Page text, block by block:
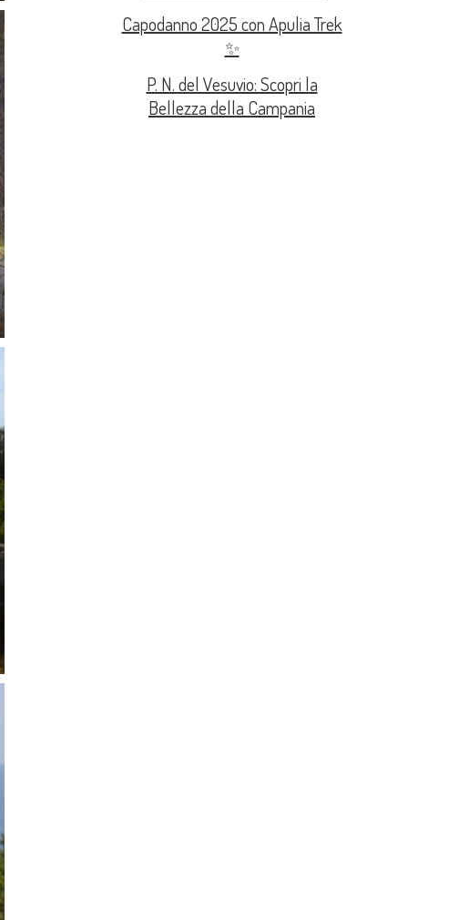
Capodanno 2025 con Apulia Trek
✨
P. N. del Vesuvio: Scopri la
Bellezza della Campania